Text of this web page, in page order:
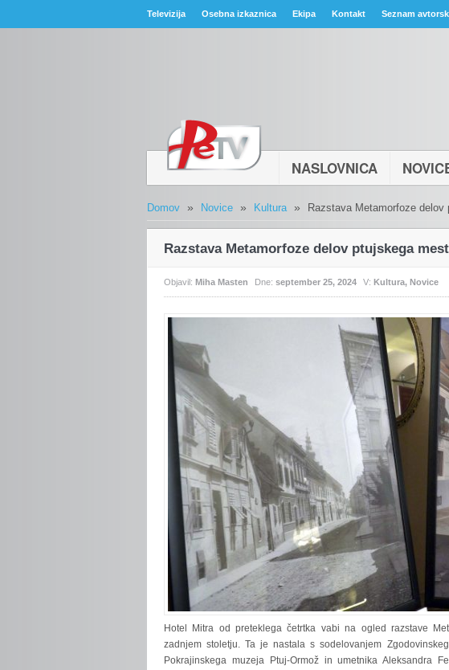
Televizija Osebna izkaznica Ekipa Kontakt Seznam
NASLOVNICA
Domov » Novice » Kultura » Razstava Metamorfoze
Razstava Metamorfoze delov ptujskega
Objavil: Miha Masten Dne: september 25, 2024 V: Kultura, Novice
Hotel Mitra od preteklega četrtka vabi na ogled razstave
zadnjem stoletju. Ta je nastala s sodelovanjem
Pokrajinskega muzeja Ptuj-Ormož in umetnika Aleksandra